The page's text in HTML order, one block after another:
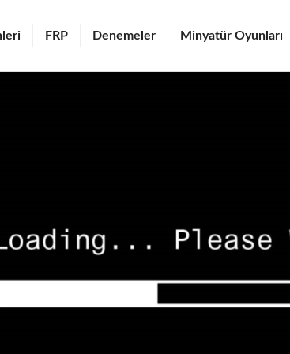
FRP Denemeler Minyatür Oyunları